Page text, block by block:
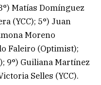
Matías Domínguez
(YCC); 5°) Juan
Moreno
Faleiro (Optimist);
9°) Guiliana Martínez
Selles (YCC).